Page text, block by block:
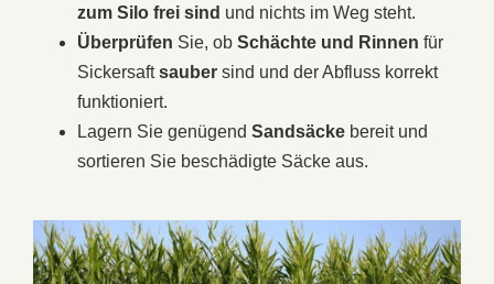
zum Silo frei sind und nichts im Weg steht.
Überprüfen Sie, ob Schächte und Rinnen für
Sickersaftsauber sind und der Abfluss korrekt
funktioniert.
Lagern Sie genügend Sandsäcke bereit und
sortieren Sie beschädigte Säcke aus.